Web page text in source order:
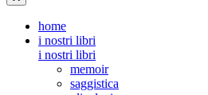
home
i nostri libri
i nostri libri
memoir
saggistica